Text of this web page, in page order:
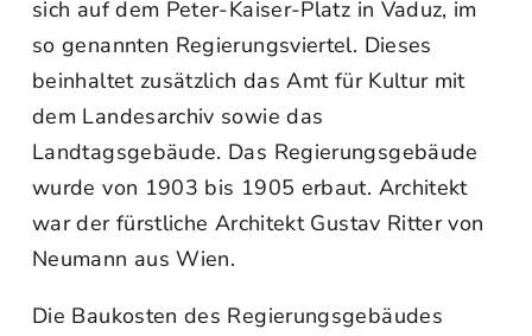
sich auf dem Peter-Kaiser-Platz in Vaduz, im
so genannten Regierungsviertel. Dieses
beinhaltet zusätzlich das Amt für Kultur mit
dem Landesarchiv sowie das
Landtagsgebäude. Das Regierungsgebäude
wurde von 1903 bis 1905 erbaut. Architekt
war der fürstliche Architekt Gustav Ritter von
Neumann aus Wien.
Die Baukosten des Regierungsgebäudes